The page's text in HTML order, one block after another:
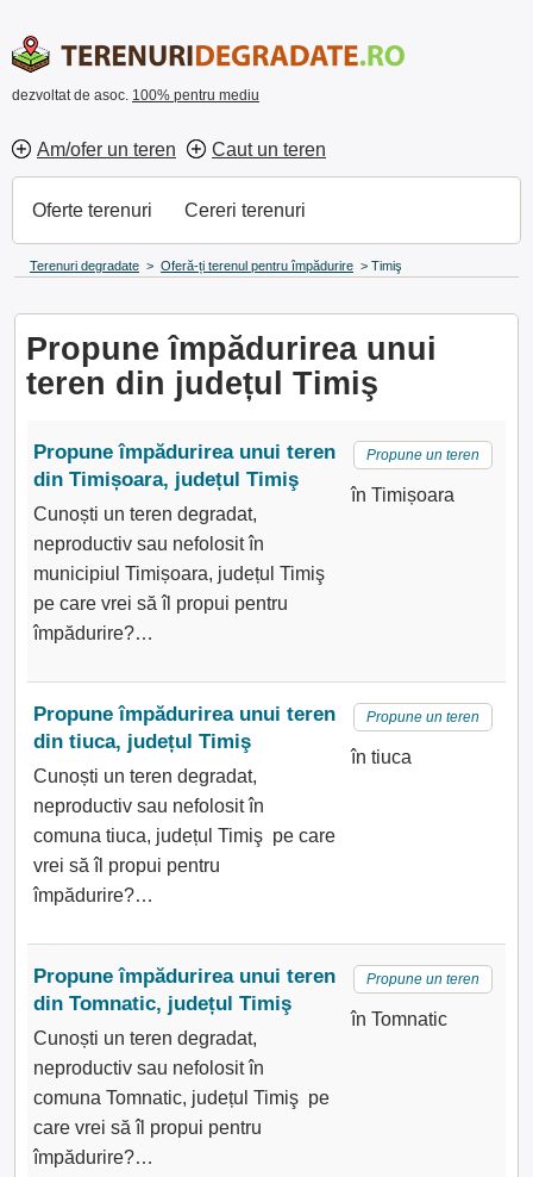
dezvoltat de asoc. 100% pentru mediu
Am/ofer un teren Caut un teren
Oferte terenuri Cereri terenuri
Terenuri degradate > Oferă-ți terenul pentru împădurire > Timiş
Propune împădurirea unui
teren din județul Timiş
Propune împădurirea unui teren
din Timișoara, județul Timiş
Cunoști un teren degradat,
neproductiv sau nefolosit în
municipiul Timișoara, județul Timiş
pe care vrei să îl propui pentru
împădurire?…
Propune un teren
în Timișoara
Propune împădurirea unui teren
din tiuca, județul Timiş
Cunoști un teren degradat,
neproductiv sau nefolosit în
comuna tiuca, județul Timiş pe care
vrei să îl propui pentru
împădurire?…
Propune un teren
în tiuca
Propune împădurirea unui teren
din Tomnatic, județul Timiş
Cunoști un teren degradat,
neproductiv sau nefolosit în
comuna Tomnatic, județul Timiş pe
care vrei să îl propui pentru
împădurire?…
Propune un teren
în Tomnatic